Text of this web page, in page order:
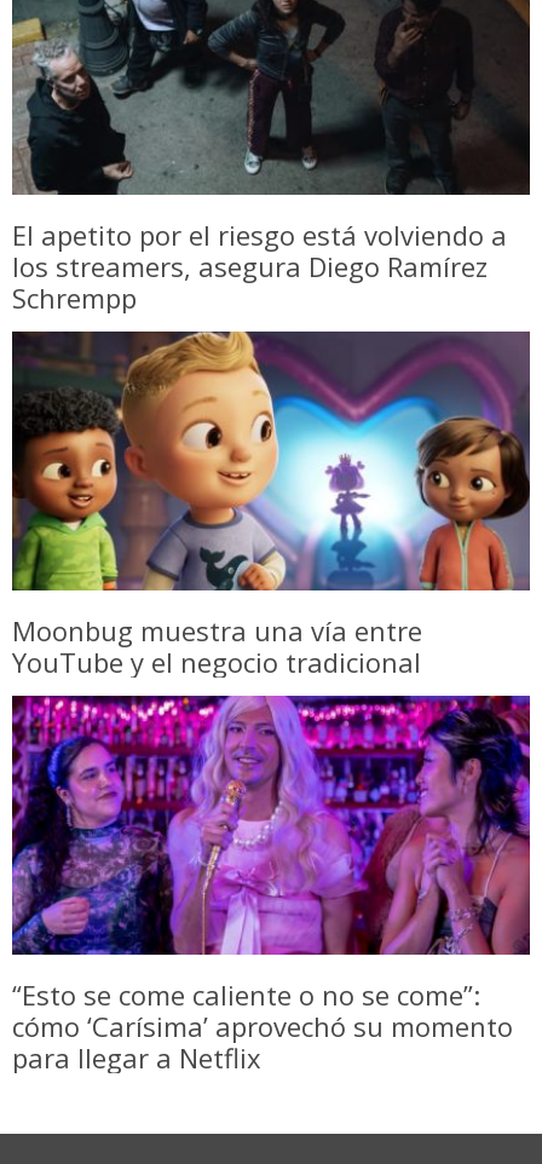
El apetito por el riesgo está volviendo a
los streamers, asegura Diego Ramírez
Schrempp
Moonbug muestra una vía entre
YouTube y el negocio tradicional
“Esto se come caliente o no se come”:
cómo ‘Carísima’ aprovechó su momento
para llegar a Netflix